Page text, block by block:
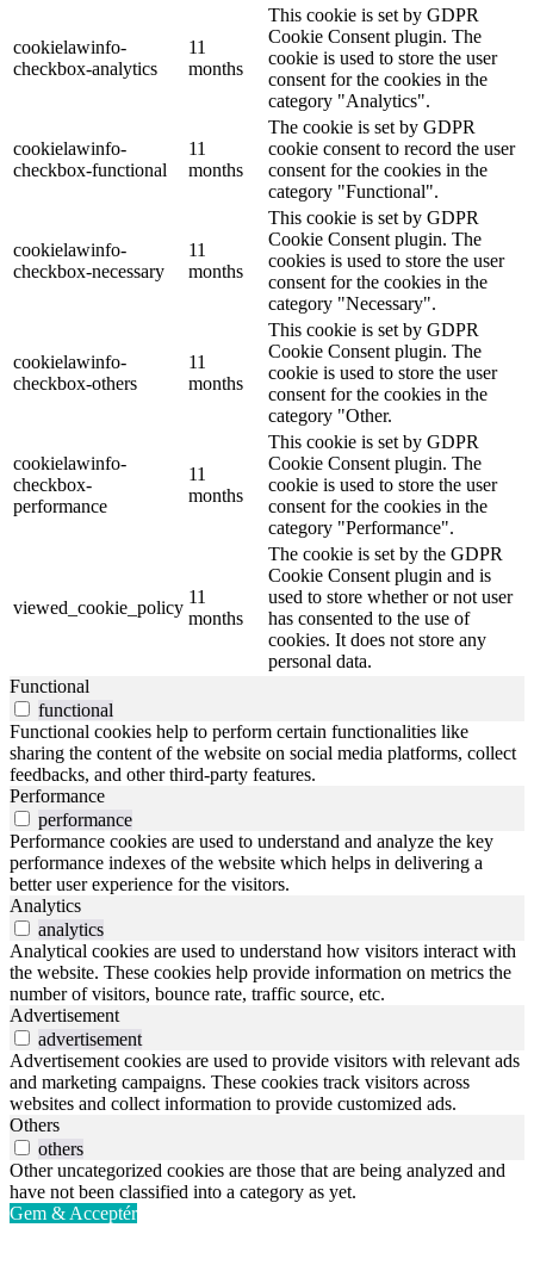
cookielawinfo-
checkbox-analytics
11
months
This cookie is set by GDPR
Cookie Consent plugin. The
cookie is used to store the user
consent for the cookies in the
category "Analytics".
cookielawinfo-
checkbox-functional
11
months
The cookie is set by GDPR
cookie consent to record the user
consent for the cookies in the
category "Functional".
cookielawinfo-
checkbox-necessary
11
months
This cookie is set by GDPR
Cookie Consent plugin. The
cookies is used to store the user
consent for the cookies in the
category "Necessary".
cookielawinfo-
checkbox-others
11
months
This cookie is set by GDPR
Cookie Consent plugin. The
cookie is used to store the user
consent for the cookies in the
category "Other.
cookielawinfo-
checkbox-
performance
11
months
This cookie is set by GDPR
Cookie Consent plugin. The
cookie is used to store the user
consent for the cookies in the
category "Performance".
viewed_cookie_policy
11
months
The cookie is set by the GDPR
Cookie Consent plugin and is
used to store whether or not user
has consented to the use of
cookies. It does not store any
personal data.
Functional
functional
Functional cookies help to perform certain functionalities like
sharing the content of the website on social media platforms, collect
feedbacks, and other third-party features.
Performance
performance
Performance cookies are used to understand and analyze the key
performance indexes of the website which helps in delivering a
better user experience for the visitors.
Analytics
analytics
Analytical cookies are used to understand how visitors interact with
the website. These cookies help provide information on metrics the
number of visitors, bounce rate, traffic source, etc.
Advertisement
advertisement
Advertisement cookies are used to provide visitors with relevant ads
and marketing campaigns. These cookies track visitors across
websites and collect information to provide customized ads.
Others
others
Other uncategorized cookies are those that are being analyzed and
have not been classified into a category as yet.
Gem & Acceptér